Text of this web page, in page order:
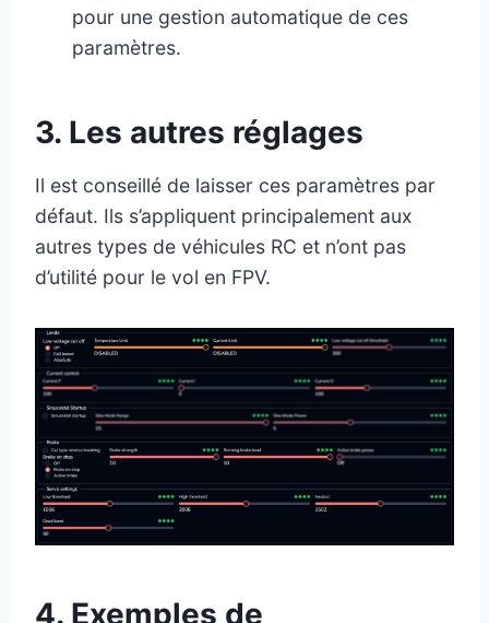
pour une gestion automatique de ces
paramètres.
3. Les autres réglages
Il est conseillé de laisser ces paramètres par
défaut. Ils s’appliquent principalement aux
autres types de véhicules RC et n’ont pas
d’utilité pour le vol en FPV.
4. Exemples de